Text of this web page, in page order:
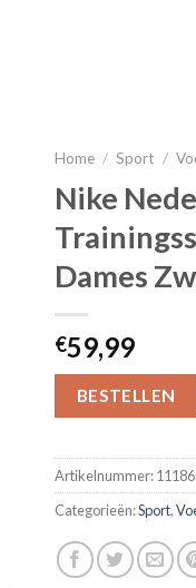
Home / Sport /
Nike
Dames
€59,99
BESTELLEN
Artikelnummer:
Categorieën:Sport,